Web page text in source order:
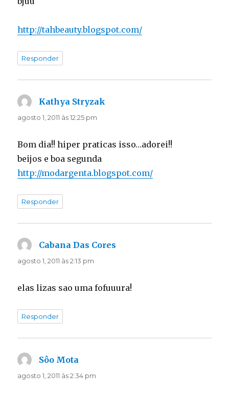
http://tahbeauty.blogspot.com/
Responder
Kathya Stryzak
agosto 1, 2011 às 12:25 pm
Bom dia!! hiper praticas isso…adorei!!
beijos e boa segunda
http://modargenta.blogspot.com/
Responder
Cabana Das Cores
agosto 1, 2011 às 2:13 pm
elas lizas sao uma fofuuura!
Responder
Sôo Mota
agosto 1, 2011 às 2:34 pm